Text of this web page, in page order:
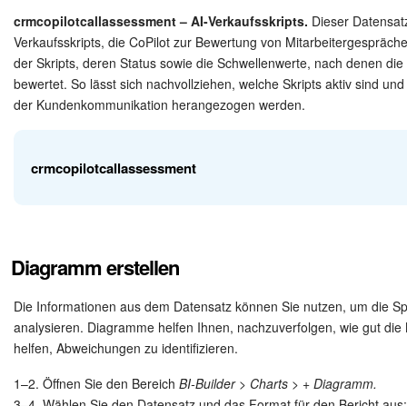
Marketing
Vertriebsstelle
BI-Builder
Workflows
Mitarbeiter
Onlineshop
Websites
Feld Beschreibung
ID Bewertung-ID
ASSESSMENT_SETTING_ID
ASSESSMENT Bewertung
USE_IN_RATING
Die Bewertung nimmt
Ranking teil: Y — ja, N
crmcopilotcallassessment – AI-Verkaufsskripts. Dieser
Verkaufsskripts, die CoPilot zur Bewertung von
der Skripts, deren Status sowie die Schwellenwerte, nach denen
bewertet. So lässt sich nachvollziehen, welche Skripts aktiv sind
der Kundenkommunikation herangezogen werden.
crmcopilotcallassessment
ID ID des Verkaufsskripts
Diagramm erstellen
Die Informationen aus dem Datensatz können Sie nutzen, um die
analysieren. Diagramme helfen Ihnen, nachzuverfolgen, wie gut
helfen, Abweichungen zu identifizieren.
1–2. Öffnen Sie den Bereich BI-Builder > Charts > + Diagramm.